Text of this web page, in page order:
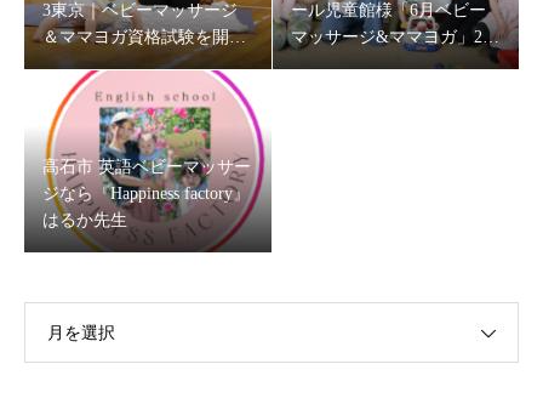
3東京｜ベビーマッサージ
＆ママヨガ資格試験を開催
します
ール児童館様「6月ベビー
マッサージ&ママヨガ」202
高石市 英語ベビーマッサー
ジなら『Happiness factory』
はるか先生
月を選択